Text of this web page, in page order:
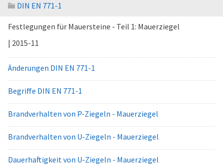
DIN EN 771-1
Festlegungen für Mauersteine - Teil 1: Mauerziegel
| 2015-11
Änderungen DIN EN 771-1
Begriffe DIN EN 771-1
Brandverhalten von P-Ziegeln - Mauerziegel
Brandverhalten von U-Ziegeln - Mauerziegel
Dauerhaftigkeit von U-Ziegeln - Mauerziegel